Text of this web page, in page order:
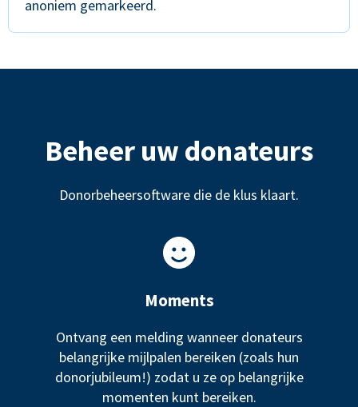
anoniem gemarkeerd.
Beheer uw donateurs
Donorbeheersoftware die de klus klaart.
Moments
Ontvang een melding wanneer donateurs
belangrijke mijlpalen bereiken (zoals hun
donorjubileum!) zodat u ze op belangrijke
momenten kunt bereiken.